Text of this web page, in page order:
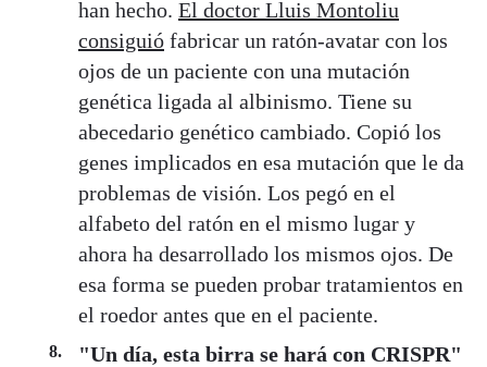
han hecho. El doctor Lluis Montoliu
consiguió fabricar un ratón-avatar con los
ojos de un paciente con una mutación
genética ligada al albinismo. Tiene su
abecedario genético cambiado. Copió los
genes implicados en esa mutación que le da
problemas de visión. Los pegó en el
alfabeto del ratón en el mismo lugar y
ahora ha desarrollado los mismos ojos. De
esa forma se pueden probar tratamientos en
el roedor antes que en el paciente.
"Un día, esta birra se hará con CRISPR"